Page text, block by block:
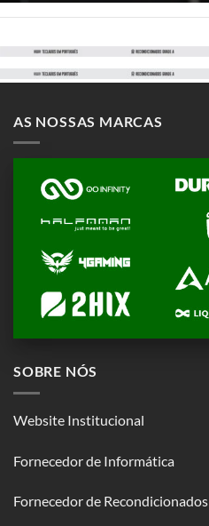
AS NOSSAS MARCAS
SOBRE NÓS
Website Institucional
Fornecedor de Informática
Fornecedor de Recondicionados